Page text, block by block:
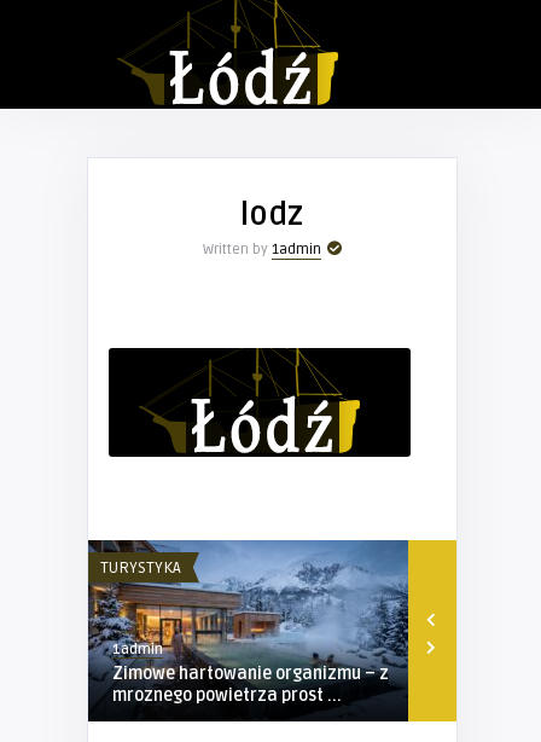
lodz
Written by 1admin
TURYSTYKA
1admin
Zimowe hartowanie organizmu – z
mroznego powietrza prost ...